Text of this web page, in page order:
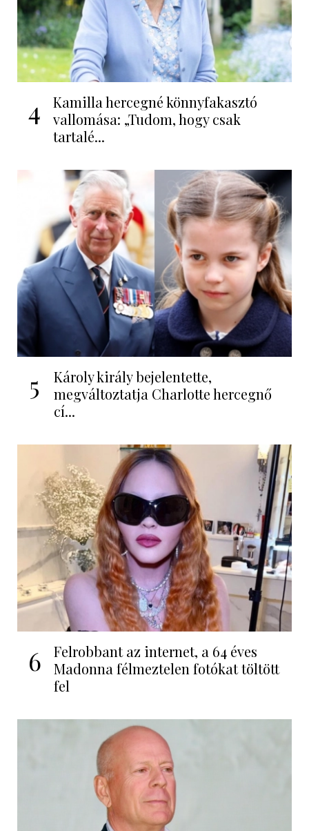
4
Kamilla hercegné könnyfakasztó
vallomása: „Tudom, hogy csak
tartalé...
5
Károly király bejelentette,
megváltoztatja Charlotte hercegnő
cí...
6
Felrobbant az internet, a 64 éves
Madonna félmeztelen fotókat töltött
fel